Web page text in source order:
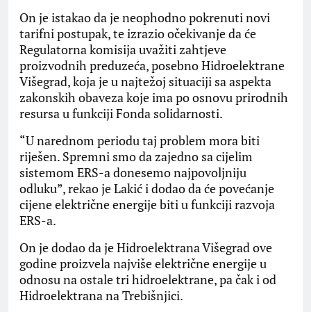
On je istakao da je neophodno pokrenuti novi
tarifni postupak, te izrazio očekivanje da će
Regulatorna komisija uvažiti zahtjeve
proizvodnih preduzeća, posebno Hidroelektrane
Višegrad, koja je u najtežoj situaciji sa aspekta
zakonskih obaveza koje ima po osnovu prirodnih
resursa u funkciji Fonda solidarnosti.
“U narednom periodu taj problem mora biti
riješen. Spremni smo da zajedno sa cijelim
sistemom ERS-a donesemo najpovoljniju
odluku”, rekao je Lakić i dodao da će povećanje
cijene električne energije biti u funkciji razvoja
ERS-a.
On je dodao da je Hidroelektrana Višegrad ove
godine proizvela najviše električne energije u
odnosu na ostale tri hidroelektrane, pa čak i od
Hidroelektrana na Trebišnjici.